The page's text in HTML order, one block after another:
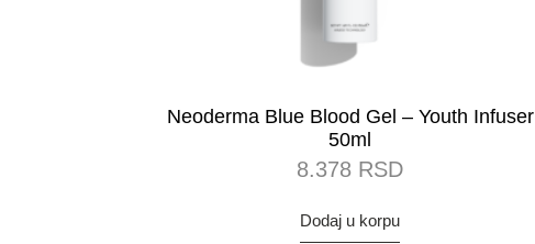
Neoderma Blue Blood Gel – Youth Infuser
50ml
8.378 RSD
Dodaj u korpu